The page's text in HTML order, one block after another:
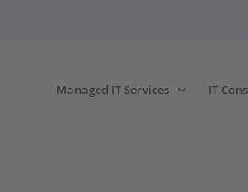
Managed IT Services IT